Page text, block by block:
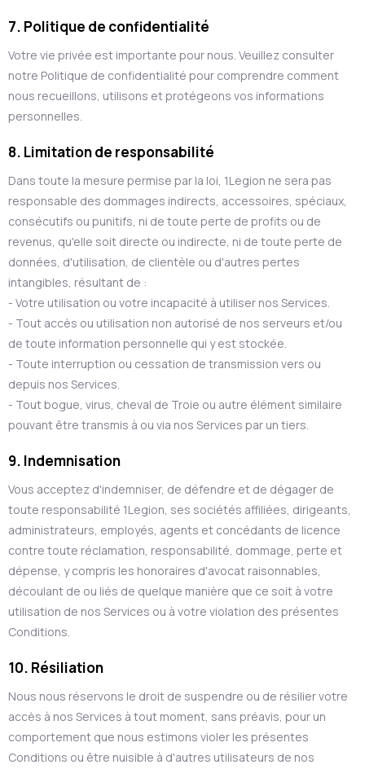
7. Politique de confidentialité
Votre vie privée est importante pour nous. Veuillez consulter
notre Politique de confidentialité pour comprendre comment
nous recueillons, utilisons et protégeons vos informations
personnelles.
8. Limitation de responsabilité
Dans toute la mesure permise par la loi, 1Legion ne sera pas
responsable des dommages indirects, accessoires, spéciaux,
consécutifs ou punitifs, ni de toute perte de profits ou de
revenus, qu'elle soit directe ou indirecte, ni de toute perte de
données, d'utilisation, de clientèle ou d'autres pertes
intangibles, résultant de :
- Votre utilisation ou votre incapacité à utiliser nos Services.
- Tout accès ou utilisation non autorisé de nos serveurs et/ou
de toute information personnelle qui y est stockée.
- Toute interruption ou cessation de transmission vers ou
depuis nos Services.
- Tout bogue, virus, cheval de Troie ou autre élément similaire
pouvant être transmis à ou via nos Services par un tiers.
9. Indemnisation
Vous acceptez d'indemniser, de défendre et de dégager de
toute responsabilité 1Legion, ses sociétés affiliées, dirigeants,
administrateurs, employés, agents et concédants de licence
contre toute réclamation, responsabilité, dommage, perte et
dépense, y compris les honoraires d'avocat raisonnables,
découlant de ou liés de quelque manière que ce soit à votre
utilisation de nos Services ou à votre violation des présentes
Conditions.
10. Résiliation
Nous nous réservons le droit de suspendre ou de résilier votre
accès à nos Services à tout moment, sans préavis, pour un
comportement que nous estimons violer les présentes
Conditions ou être nuisible à d'autres utilisateurs de nos